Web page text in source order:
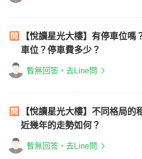
【悅讀星光大樓】有停車位嗎
車位？停車費多少？
暫無回答，去Line問
【悅讀星光大樓】不同格局的
近幾年的走勢如何？
暫無回答，去Line問